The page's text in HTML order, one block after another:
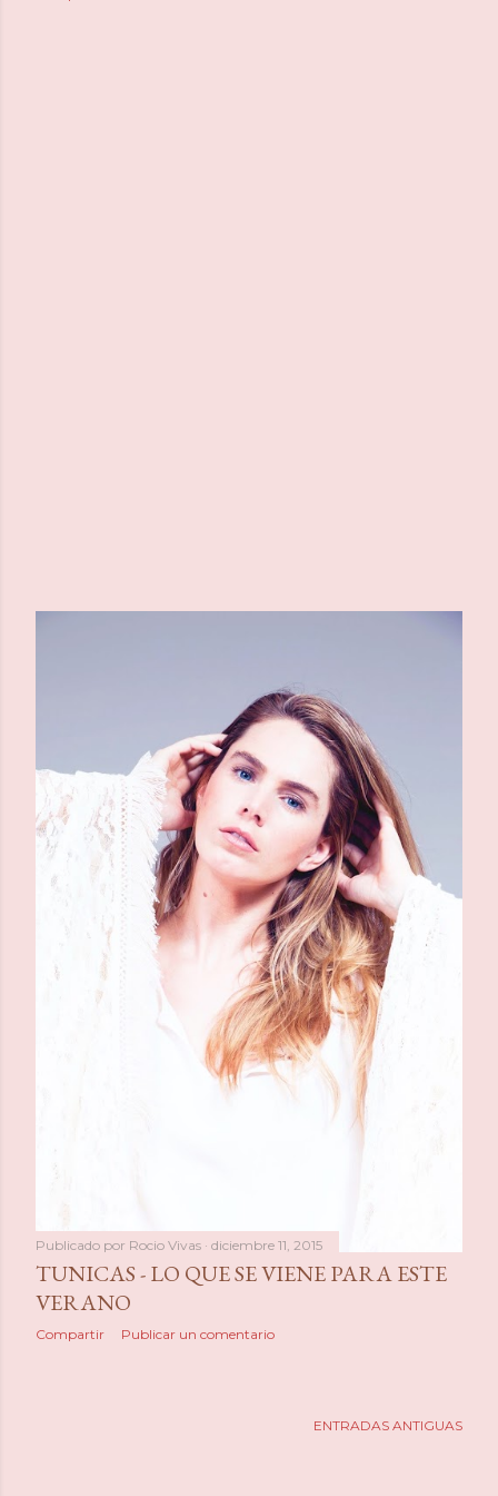
Publicado por Rocio Vivas diciembre 11, 2015
TUNICAS - LO QUE SE VIENE PARA ESTE
VERANO
Compartir Publicar un comentario
ENTRADAS ANTIGUAS